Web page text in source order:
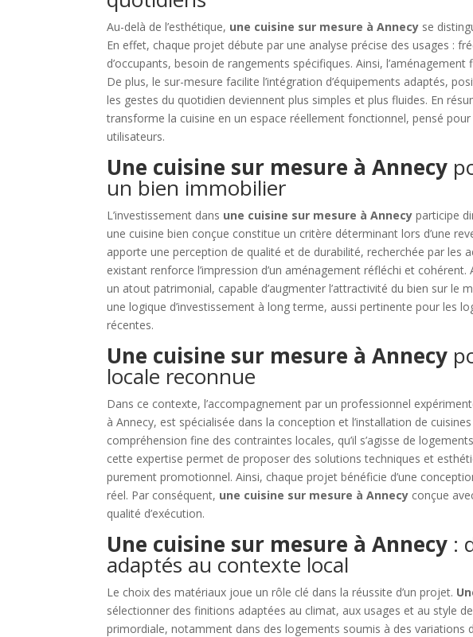
Au-delà de l’esthétique, une cuisine sur mesure à Annecy se
En effet, chaque projet débute par une analyse précise des usages :
d’occupants, besoin de rangements spécifiques. Ainsi,
De plus, le sur-mesure facilite l’intégration d’équipements adaptés,
les gestes du quotidien deviennent plus simples et plus fluides. En
transforme la cuisine en un espace réellement fonctionnel, pensé
utilisateurs.
Une cuisine sur mesure à Annecy
un bien immobilier
L’investissement dans une cuisine sur mesure à Annecy participe
une cuisine bien conçue constitue un critère déterminant lors d’une
apporte une perception de qualité et de durabilité, recherchée par les
existant renforce l’impression d’un aménagement réfléchi et cohérent.
un atout patrimonial, capable d’augmenter l’attractivité du bien sur le
une logique d’investissement à long terme, aussi pertinente pour les
récentes.
Une cuisine sur mesure à Annecy
locale reconnue
Dans ce contexte, l’accompagnement par un professionnel
à Annecy, est spécialisée dans la conception et l’installation de
compréhension fine des contraintes locales, qu’il s’agisse de
cette expertise permet de proposer des solutions techniques et
purement promotionnel. Ainsi, chaque projet bénéficie d’une
réel. Par conséquent, une cuisine sur mesure à Annecy conçue
qualité d’exécution.
Une cuisine sur mesure à Annecy :
adaptés au contexte local
Le choix des matériaux joue un rôle clé dans la réussite d’un projet.
sélectionner des finitions adaptées au climat, aux usages et au style
primordiale, notamment dans des logements soumis à des variations